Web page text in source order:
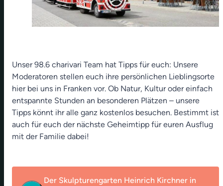
Unser 98.6 charivari Team hat Tipps für euch: Unsere
Moderatoren stellen euch ihre persönlichen Lieblingsorte
hier bei uns in Franken vor. Ob Natur, Kultur oder einfach
entspannte Stunden an besonderen Plätzen – unsere
Tipps könnt ihr alle ganz kostenlos besuchen. Bestimmt ist
auch für euch der nächste Geheimtipp für euren Ausflug
mit der Familie dabei!
Der Skulpturengarten Heinrich Kirchner in